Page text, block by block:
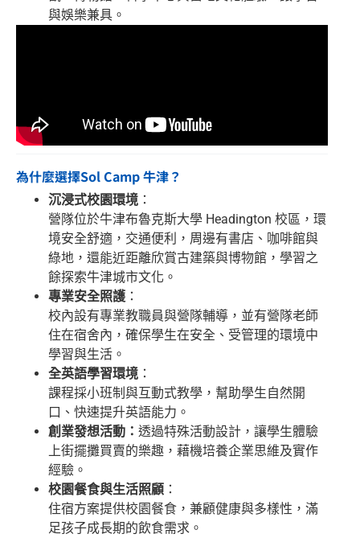
與娛樂兼具。
為什麼選擇Sol Camp 牛津？
沉浸式校園環境 ：
營隊位於牛津布魯克斯大學 Headington 校區，環
境安全舒適，交通便利，周邊有書店、咖啡館與
綠地，還能近距離欣賞古建築與博物館，學習之
餘探索牛津城市文化。
專業安全照護 ：
校內設有專業教職員與營隊輔導，並有營隊老師
住在宿舍內，確保學生在安全、受管理的環境中
學習與生活。
全英語學習環境 ：
課程採小班制與互動式教學，幫助學生自然開
口、快速提升英語能力。
創業發想活動： 透過特殊活動設計，讓學生體驗
上街擺攤買賣的樂趣，藉機培養企業思維及實作
經驗。
校園餐食與生活照顧 ：
住宿方案提供校園餐食，兼顧健康與多樣性，滿
足孩子成長期的飲食需求。